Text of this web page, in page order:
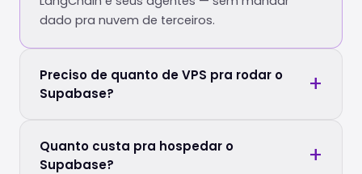
dado pra nuvem de terceiros.
Preciso de quanto de VPS pra rodar o
Supabase?
Quanto custa pra hospedar o
Supabase?